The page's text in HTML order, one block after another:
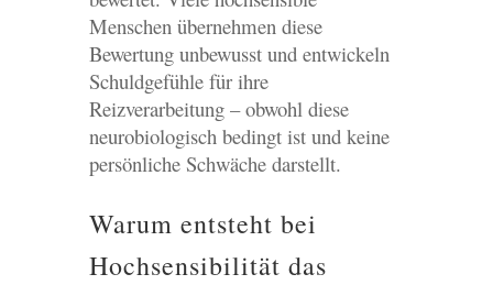
Menschen übernehmen diese
Bewertung unbewusst und entwickeln
Schuldgefühle für ihre
Reizverarbeitung – obwohl diese
neurobiologisch bedingt ist und keine
persönliche Schwäche darstellt.
Warum entsteht bei
Hochsensibilität das